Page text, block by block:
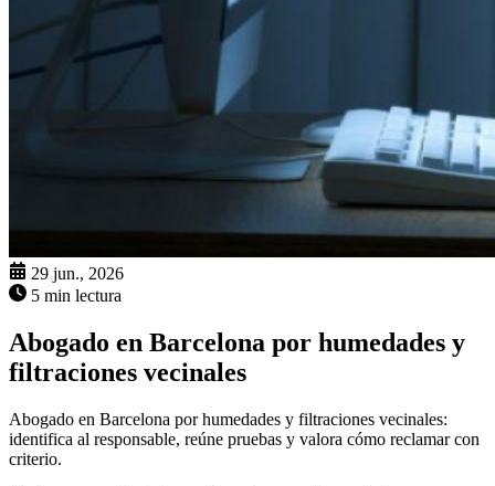
29 jun., 2026
5 min lectura
Abogado en Barcelona por humedades y
filtraciones vecinales
Abogado en Barcelona por humedades y filtraciones vecinales:
identifica al responsable, reúne pruebas y valora cómo reclamar con
criterio.